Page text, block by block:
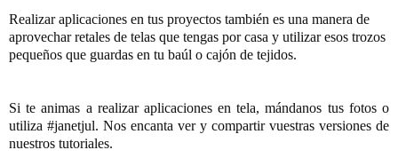
Realizar aplicaciones en tus proyectos también es una manera de
aprovechar retales de telas que tengas por casa y utilizar esos trozos
pequeños que guardas en tu baúl o cajón de tejidos.
Si te animas a realizar aplicaciones en tela, mándanos tus fotos o
utiliza #janetjul. Nos encanta ver y compartir vuestras versiones de
nuestros tutoriales.